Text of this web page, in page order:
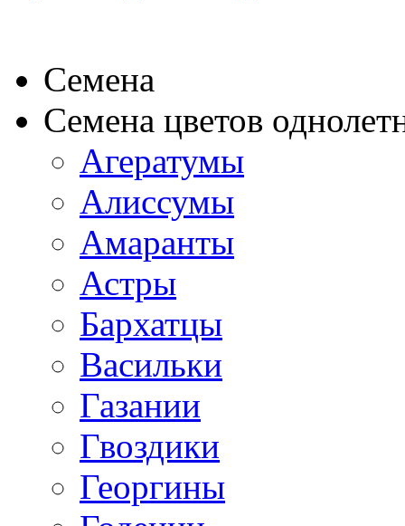
Семена
Семена цветов
Агератумы
Алиссумы
Амаранты
Астры
Бархатцы
Васильки
Газании
Гвоздики
Георгины